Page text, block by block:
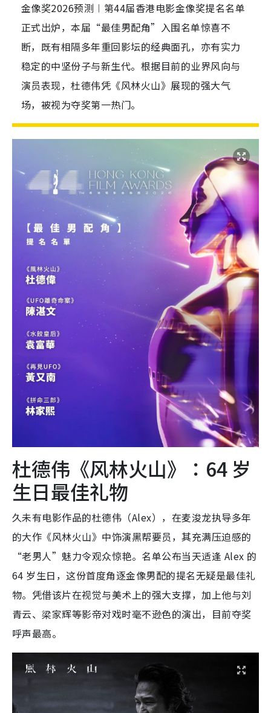
金像奖2026预测︱第44届香港电影金像奖提名名单
正式出炉，本届“最佳男配角”入围名单惊喜不
断，既有相隔多年重回影坛的经典面孔，亦有实力
稳定的中坚份子与新生代。根据目前的业界风向与
演员表现，杜德伟凭《风林火山》展现的强大气
场，被视为夺奖第一热门。
杜德伟《风林火山》：64 岁
生日最佳礼物
久未有电影作品的杜德伟（Alex），在麦浚龙执导多年
的大作《风林火山》中饰演黑帮要员，其充满压迫感的
“老男人”魅力令观众惊艳。名单公布当天适逢 Alex 的
64 岁生日，这份首度角逐金像男配的提名无疑是最佳礼
物。凭借该片在视觉与美术上的强大支撑，加上他与刘
青云、梁家辉等影帝对戏时毫不逊色的演出，目前夺奖
呼声最高。